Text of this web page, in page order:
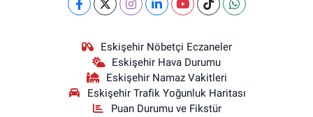
Eskişehir Nöbetçi Eczaneler
Eskişehir Hava Durumu
Eskişehir Namaz Vakitleri
Eskişehir Trafik Yoğunluk Haritası
Puan Durumu ve Fikstür